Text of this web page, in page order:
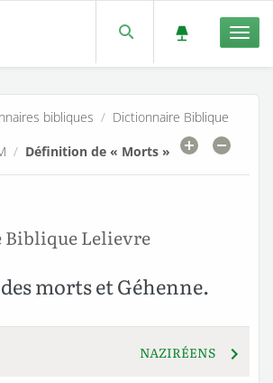
bibliques / Dictionnaire Biblique
/ Définition de « Morts »
Lelievre
morts et Géhenne.
NAZIRÉENS